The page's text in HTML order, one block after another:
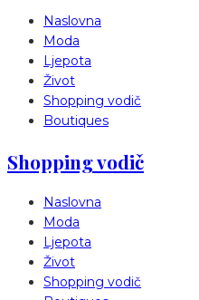
Naslovna
Moda
Ljepota
Život
Shopping vodič
Boutiques
Shopping vodič
Naslovna
Moda
Ljepota
Život
Shopping vodič